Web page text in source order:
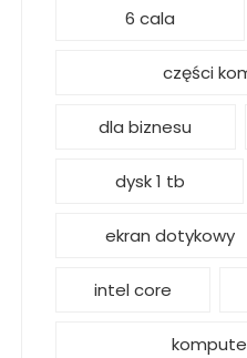
6 cala
części
dla biznesu
dysk 1 tb
ekran dotykowy
intel core